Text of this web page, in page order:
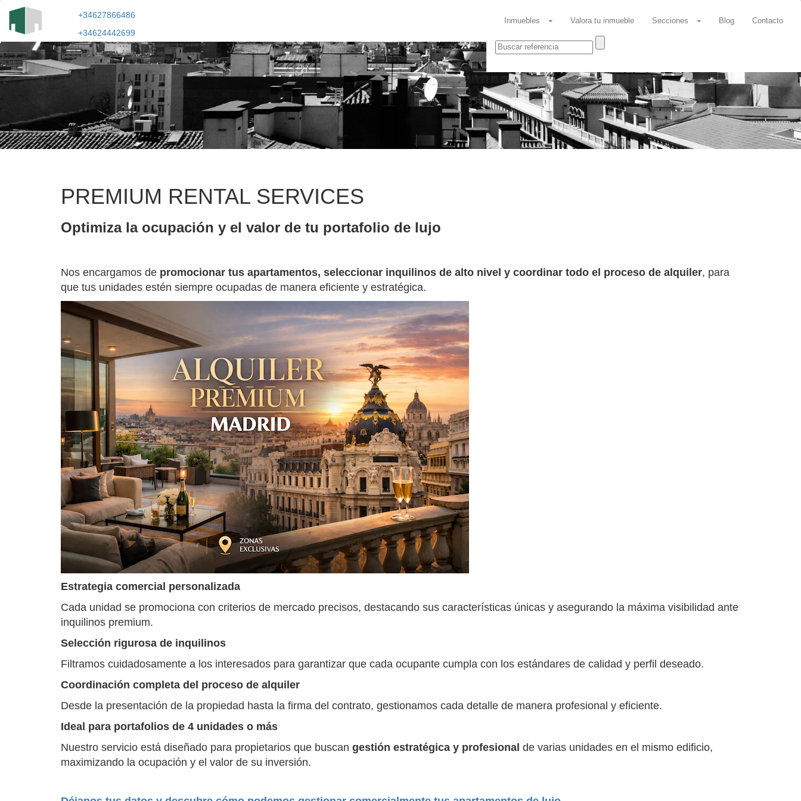
+34627866486
+34624442699
Inmuebles Valora tu inmueble Secciones Blog Contacto
PREMIUM RENTAL SERVICES
Optimiza la ocupación y el valor de tu portafolio de lujo
Nos encargamos de promocionar tus apartamentos, seleccionar inquilinos de alto nivel y coordinar todo el proceso de alquiler, para
que tus unidades estén siempre ocupadas de manera eficiente y estratégica.
Estrategia comercial personalizada
Cada unidad se promociona con criterios de mercado precisos, destacando sus características únicas y asegurando la máxima visibilidad ante
inquilinos premium.
Selección rigurosa de inquilinos
Filtramos cuidadosamente a los interesados para garantizar que cada ocupante cumpla con los estándares de calidad y perfil deseado.
Coordinación completa del proceso de alquiler
Desde la presentación de la propiedad hasta la firma del contrato, gestionamos cada detalle de manera profesional y eficiente.
Ideal para portafolios de 4 unidades o más
Nuestro servicio está diseñado para propietarios que buscan gestión estratégica y profesional de varias unidades en el mismo edificio,
maximizando la ocupación y el valor de su inversión.